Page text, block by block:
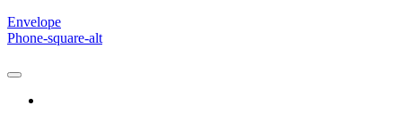
Envelope
Phone-square-alt